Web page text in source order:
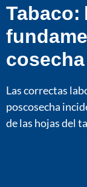
Tabaco:
Las correctas
poscosecha
de las hojas del